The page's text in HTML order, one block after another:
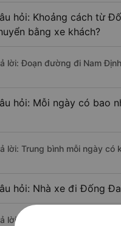
hỏi: Khoảng cách từ
bằng xe khách?
lời: Đoạn đường đi Nam
hỏi: Mỗi ngày có bao
lời: Trung bình mỗi ngày
hỏi: Nhà xe đi Đống
lời: Chuyến xe có giờ xuất